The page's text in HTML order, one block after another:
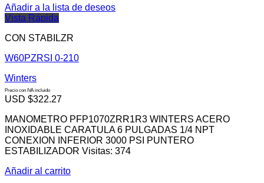
Añadir a la lista de deseos
Vista Rápida
CON STABILZR
W60PZRSI 0-210
Winters
Precio con IVA incluido
USD $322.27
MANOMETRO PFP1070ZRR1R3 WINTERS ACERO
INOXIDABLE CARATULA 6 PULGADAS 1/4 NPT
CONEXION INFERIOR 3000 PSI PUNTERO
ESTABILIZADOR Visitas: 374
Añadir al carrito